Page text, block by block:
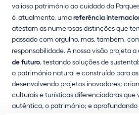
valioso património ao cuidado da
é, atualmente, umareferência
atestam as numerosas distinções que
passado com orgulho, mas, também,
responsabilidade. A nossa visão projeta a
de futuro, testando soluções de
o património natural e construído para
desenvolvendo projetos inovadores;
culturais e turísticas diferenciadoras que
autêntica, o património; e